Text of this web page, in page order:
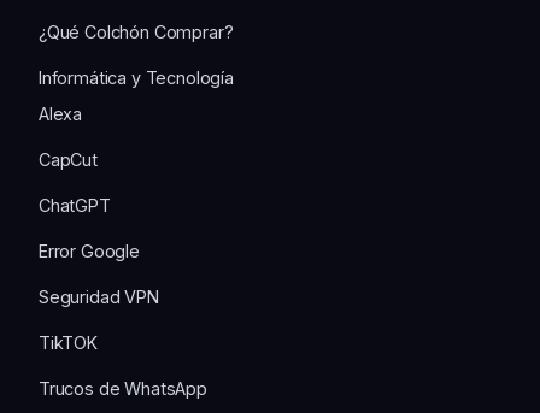
¿Qué Colchón Comprar?
Informática y Tecnología
Alexa
CapCut
ChatGPT
Error Google
Seguridad VPN
TikTOK
Trucos de WhatsApp